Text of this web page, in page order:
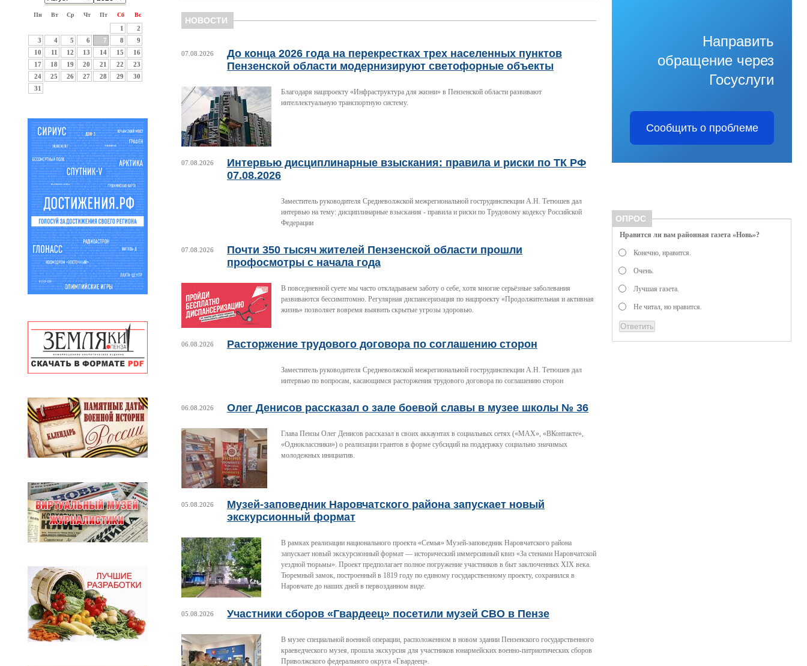
Пн Вт Ср Чт Пт Сб Вс
1
2
3
4 5 6 7 8
9
10
11 12 13 14 15
16
17
18 19 20 21 22
23
24
25 26 27 28 29
30
31
НОВОСТИ
07.08.2026
До конца 2026 года на перекрестках трех населенных пунктов
Пензенской области модернизируют светофорные объекты
Благодаря нацпроекту «Инфраструктура для жизни» в Пензенской области развивают
интеллектуальную транспортную систему.
07.08.2026
Интервью дисциплинарные взыскания: правила и риски по ТК РФ
07.08.2026
Заместитель руководителя Средневолжской межрегиональной гострудинспекции А.Н. Тетюшев дал
интервью на тему: дисциплинарные взыскания - правила и риски по Трудовому кодексу Российской
Федерации
07.08.2026
Почти 350 тысяч жителей Пензенской области прошли
профосмотры с начала года
В повседневной суете мы часто откладываем заботу о себе, хотя многие серьёзные заболевания
развиваются бессимптомно. Регулярная диспансеризация по нацпроекту «Продолжительная и активная
жизнь» позволяет вовремя выявить скрытые угрозы здоровью.
06.08.2026 Расторжение трудового договора по соглашению сторон
Заместитель руководителя Средневолжской межрегиональной гострудинспекции А.Н. Тетюшев дал
интервью по вопросам, касающимся расторжения трудового договора по соглашению сторон
06.08.2026 Олег Денисов рассказал о зале боевой славы в музее школы № 36
Глава Пензы Олег Денисов рассказал в своих аккаунтах в социальных сетях («МАХ», «ВКонтакте»,
«Одноклассники») о реализации грантов в форме субсидий на поддержку социально значимых
молодежных инициатив.
05.08.2026
Музей-заповедник Наровчатского района запускает новый
экскурсионный формат
В рамках реализации национального проекта «Семья» Музей-заповедник Наровчатского района
запускает новый экскурсионный формат — исторический иммерсивный квиз «За стенами Наровчатской
уездной тюрьмы». Проект предполагает полное погружение участников в быт заключенных XIX века.
Тюремный замок, построенный в 1819 году по единому государственному проекту, сохранился в
Наровчате до наших дней в первозданном виде.
05.08.2026 Участники сборов «Гвардеец» посетили музей СВО в Пензе
В музее специальной военной операции, расположенном в новом здании Пензенского государственного
краеведческого музея, прошла экскурсия для участников юнармейских военно-патриотических сборов
Приволжского федерального округа «Гвардеец».
Направить
обращение через
Госуслуги
Сообщить о проблеме
ОПРОС
Нравится ли вам районная газета «Новь»?
Конечно, нравится.
Очень.
Лучшая газета.
Не читал, но нравится.